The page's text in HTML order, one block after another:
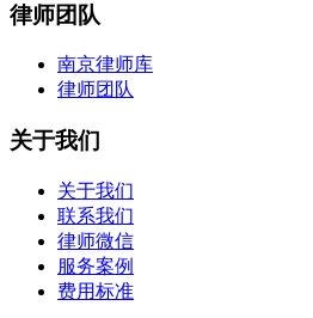
律师团队
南京律师库
律师团队
关于我们
关于我们
联系我们
律师微信
服务案例
费用标准